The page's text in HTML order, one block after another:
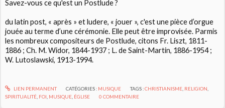
Savez-vous ce qu'est un Postlude ?
du latin post, « après » et ludere, « jouer », c'est une pièce d’orgue
jouée au terme d’une cérémonie. Elle peut être improvisée. Parmis
les nombreux compositeurs de Postlude, citons Fr. Liszt, 1811-
1886 ; Ch. M. Widor, 1844-1937 ; L. de Saint-Martin, 1886-1954 ;
W. Lutoslawski, 1913-1994.
LIEN PERMANENT CATÉGORIES : MUSIQUE TAGS :CHRISTIANISME RELIGION
SPIRITUALITÉ FOI MUSIQUE ÉGLISE 0 COMMENTAIRE